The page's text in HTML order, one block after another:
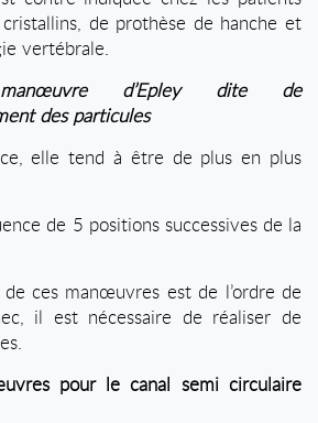
cristallins, de prothèse de hanche et
vertébrale.
d’Epley dite de
des particules
elle tend à être de plus en plus
de 5 positions successives de la
ces manœuvres est de l’ordre de
il est nécessaire de réaliser de
pour le canal semi circulaire